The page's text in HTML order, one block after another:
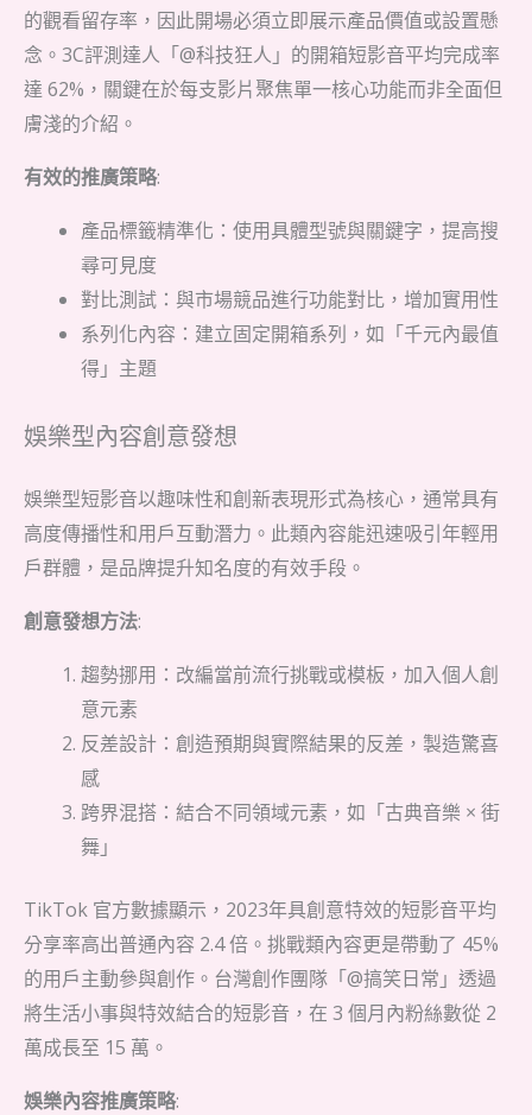
的觀看留存率，因此開場必須立即展示產品價值或設置懸
念。3C評測達人「@科技狂人」的開箱短影音平均完成率
達 62%，關鍵在於每支影片聚焦單一核心功能而非全面但
膚淺的介紹。
有效的推廣策略:
產品標籤精準化：使用具體型號與關鍵字，提高搜
尋可見度
對比測試：與市場競品進行功能對比，增加實用性
系列化內容：建立固定開箱系列，如「千元內最值
得」主題
娛樂型內容創意發想
娛樂型短影音以趣味性和創新表現形式為核心，通常具有
高度傳播性和用戶互動潛力。此類內容能迅速吸引年輕用
戶群體，是品牌提升知名度的有效手段。
創意發想方法:
趨勢挪用：改編當前流行挑戰或模板，加入個人創
意元素
反差設計：創造預期與實際結果的反差，製造驚喜
感
跨界混搭：結合不同領域元素，如「古典音樂 × 街
舞」
TikTok 官方數據顯示，2023年具創意特效的短影音平均
分享率高出普通內容 2.4 倍。挑戰類內容更是帶動了 45%
的用戶主動參與創作。台灣創作團隊「@搞笑日常」透過
將生活小事與特效結合的短影音，在 3 個月內粉絲數從 2
萬成長至 15 萬。
娛樂內容推廣策略: